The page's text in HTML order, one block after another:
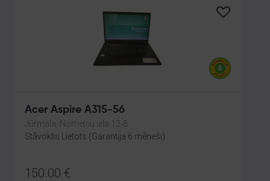
Acer Aspire A315-56
Jūrmala, Nometņu iela 12-8
Stāvoklis Lietots (Garantija 6 mēneši)
150.00 €